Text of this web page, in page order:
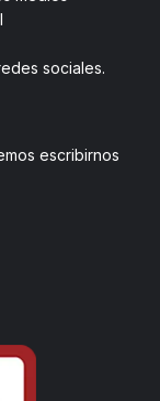
sociales.
escribirnos